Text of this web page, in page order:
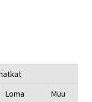
Loma
Muu